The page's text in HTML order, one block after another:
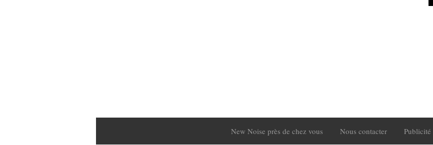
New Noise près de chez vous Nous contacter Publicité